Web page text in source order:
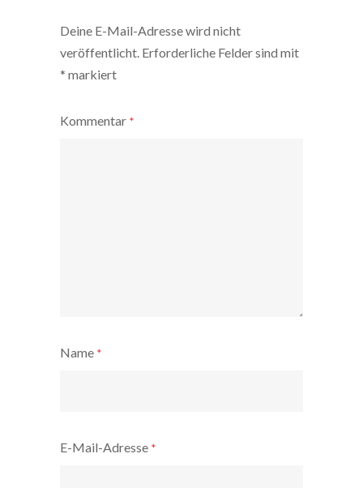
Deine E-Mail-Adresse wird nicht
veröffentlicht. Erforderliche Felder sind mit
* markiert
Kommentar *
Name *
E-Mail-Adresse *